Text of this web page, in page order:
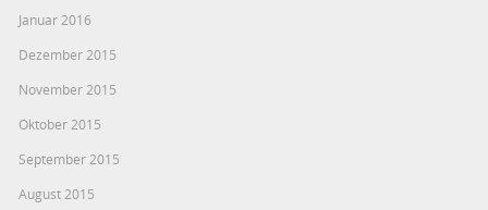
Januar 2016
Dezember 2015
November 2015
Oktober 2015
September 2015
August 2015